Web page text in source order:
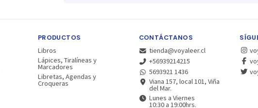
PRODUCTOS
Libros
Lápices, Tiralíneas y
Marcadores
Libretas, Agendas y
Croqueras
CONTÁCTANOS
tienda@voyaleer.cl
+56939214215
5693921 1436
Viana 157, local 101, Viña
del Mar.
Lunes a Viernes
10:30 a 19:00hrs.